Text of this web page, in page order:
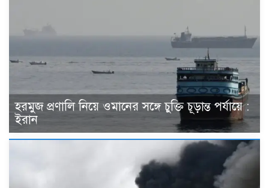
হরমুজ প্রণালি নিয়ে ওমানের সঙ্গে চুক্তি চূড়ান্ত পর্যায়ে :
ইরান